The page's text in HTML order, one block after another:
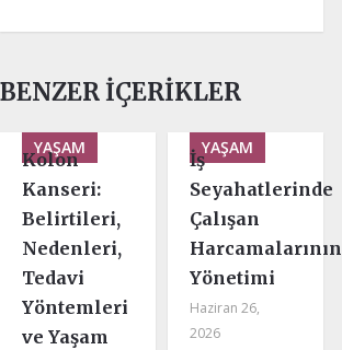
BENZER İÇERIKLER
YAŞAM
Kolon
Kanseri:
Belirtileri,
Nedenleri,
Tedavi
Yöntemleri
ve Yaşam
YAŞAM
İş
Seyahatlerinde
Çalışan
Harcamalarının
Yönetimi
Haziran 26,
2026